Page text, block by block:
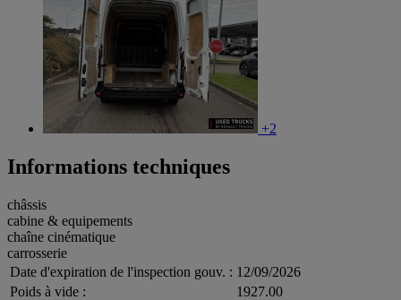
+2
Informations techniques
châssis
cabine & equipements
chaîne cinématique
carrosserie
Date d'expiration de l'inspection gouv. : 12/09/2026
Poids à vide :
1927.00